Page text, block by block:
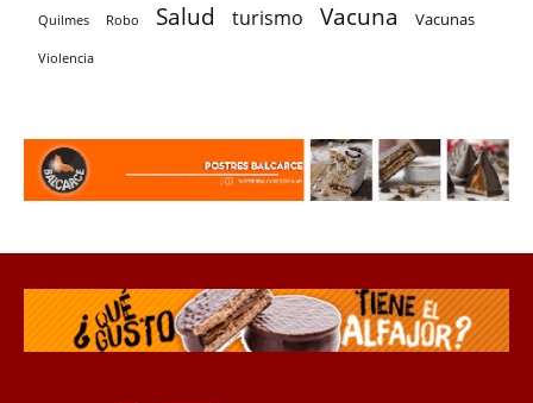
Quilmes Robo Salud turismo Vacuna Vacunas
Violencia